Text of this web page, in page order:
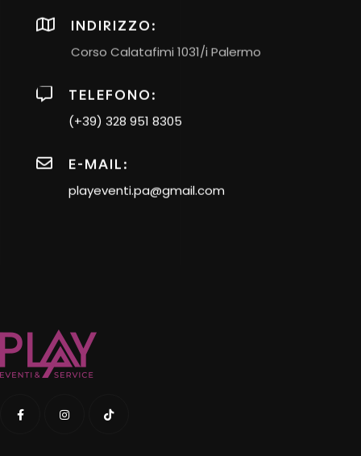
INDIRIZZO:
Corso Calatafimi 1031/i Palermo
TELEFONO:
(+39) 328 951 8305
E-MAIL:
playeventi.pa@gmail.com